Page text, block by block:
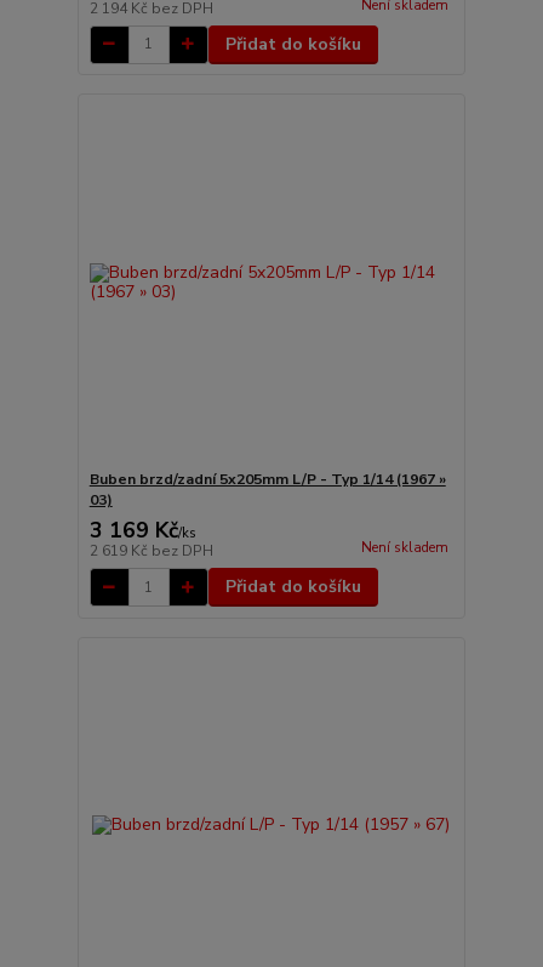
2 194 Kč bez DPH Není skladem
Přidat do košíku
Buben brzd/zadní 5x205mm L/P - Typ 1/14 (1967 »
03)
3 169 Kč/ks
2 619 Kč bez DPH Není skladem
Přidat do košíku